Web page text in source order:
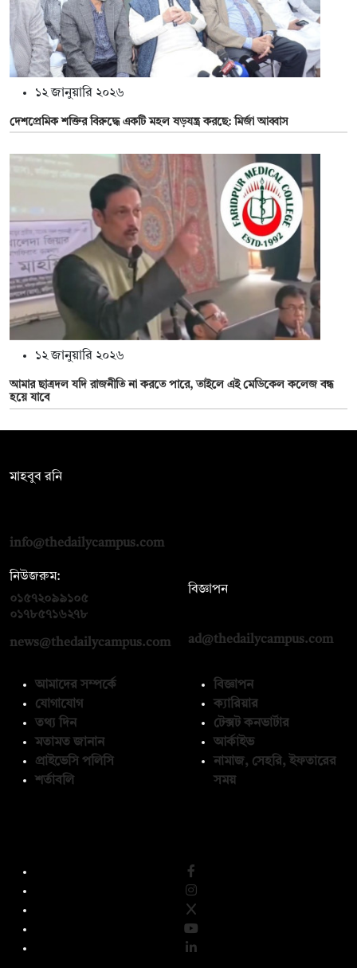
১২ জানুয়ারি ২০২৬
দেশপ্রেমিক শক্তির বিরুদ্ধে একটি মহল ষড়যন্ত্র করছে: মির্জা আব্বাস
১২ জানুয়ারি ২০২৬
আমার ছাত্রদল যদি রাজনীতি না করতে পারে, তাইলে এই মেডিকেল কলেজ বন্ধ
হয়ে যাবে
মাহবুব রনি
info@thedailycampus.com
নিউজরুম:
০১৫৭২০৯৯১০৫
০১৭৮৫৭১৬২৭৮
news@thedailycampus.com
বিজ্ঞাপন
ad@thedailycampus.com
আমাদের সম্পর্কে
যোগাযোগ
তথ্য দিন
মতামত জানান
প্রাইভেসি পলিসি
শর্তাবলি
বিজ্ঞাপন
ক্যারিয়ার
টেক্সট কনভার্টার
আর্কাইভ
নামাজ, সেহরি, ইফতারের
সময়